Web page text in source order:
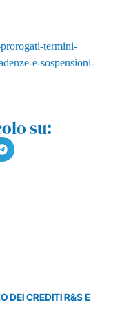
termini-
e-sospensioni-
su:
DEI CREDITI R&S E